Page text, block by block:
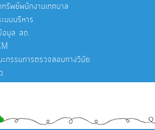
รัพย์พนักงานเทศบาล
บบบริหาร
อมูล สถ.
กรรมการตรวจสอบทางวินัย